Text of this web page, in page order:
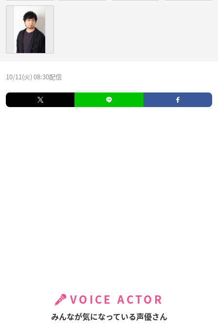
10/11(火) 08:30配信
VOICE ACTOR
みんなが気になっている声優さん